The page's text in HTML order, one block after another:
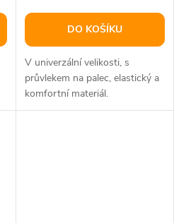
DO KOŠÍKU
V univerzální velikosti, s
průvlekem na palec, elastický a
komfortní materiál.